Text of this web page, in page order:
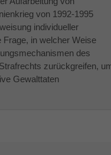
von 1992-1995
individueller
Frage, in welcher Weise
des
zurückgreifen,
Gewalttaten